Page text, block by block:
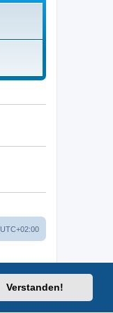
Verstanden!
UTC+02:00